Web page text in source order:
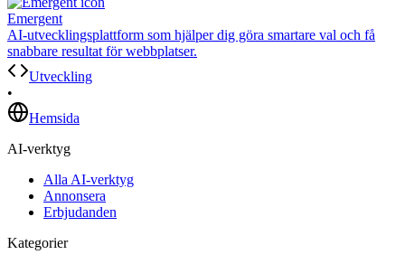
Emergent
AI-utvecklingsplattform som hjälper dig göra smartare val och få
snabbare resultat för webbplatser.
Utveckling
•
Hemsida
AI-verktyg
Alla AI-verktyg
Annonsera
Erbjudanden
Kategorier